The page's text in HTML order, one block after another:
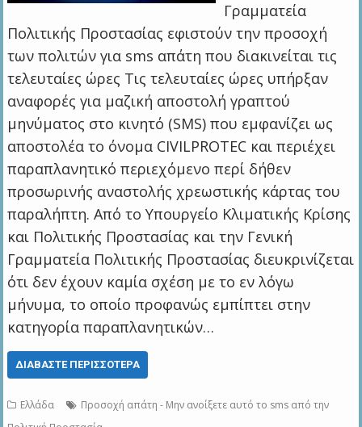
Γραμματεία
Πολιτικής Προστασίας εφιστούν την προσοχή
των πολιτών για sms απάτη που διακινείται τις
τελευταίες ώρες Τις τελευταίες ώρες υπήρξαν
αναφορές για μαζική αποστολή γραπτού
μηνύματος στο κινητό (SMS) που εμφανίζει ως
αποστολέα το όνομα CIVILPROTEC και περιέχει
παραπλανητικό περιεχόμενο περί δήθεν
προσωρινής αναστολής χρεωστικής κάρτας του
παραλήπτη. Από το Υπουργείο Κλιματικής Κρίσης
και Πολιτικής Προστασίας και την Γενική
Γραμματεία Πολιτικής Προστασίας διευκρινίζεται
ότι δεν έχουν καμία σχέση με το εν λόγω
μήνυμα, το οποίο προφανώς εμπίπτει στην
κατηγορία παραπλανητικών…
ΔΙΑΒΆΣΤΕ ΠΕΡΙΣΣΌΤΕΡΑ
Ελλάδα
Προσοχή απάτη - Μην ανοίξετε αυτό το sms από την